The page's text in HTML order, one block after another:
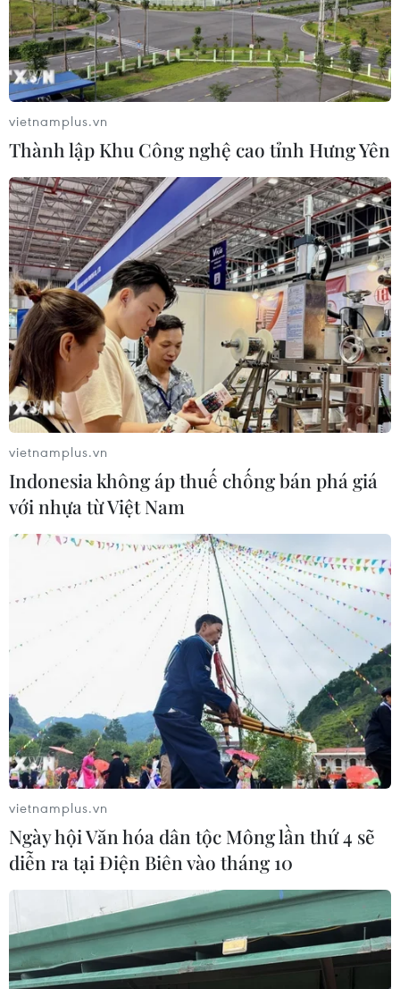
Chốt danh sách cầu thủ
chuẩn bị cho Vòng loại U23 châu Á 2024
28/08/2023 08:15
Huấn luyện viên Philippe Troussier đã chính thức công
bố danh sách cầu thủ tập trung Đội tuyển U23 Việt Nam
đợt thứ hai trong kế hoạch chuẩn bị cho Vòng loại U23
châu Á 2024.
vietnamplus.vn
Thành lập Khu Công nghệ cao tỉnh Hưng Yên
vietnamplus.vn
Indonesia không áp thuế chống bán phá giá
với nhựa từ Việt Nam
vietnamplus.vn
Ngày hội Văn hóa dân tộc Mông lần thứ 4 sẽ
diễn ra tại Điện Biên vào tháng 10